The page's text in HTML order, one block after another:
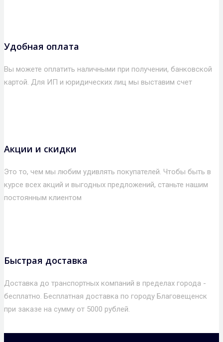
Удобная оплата
Вы можете оплатить наличными при получении, банковской
картой. Для ИП и юридических лиц мы выставим счет
Акции и скидки
Это то, чем мы любим удивлять покупателей. Чтобы быть в
курсе всех акций и выгодных предложений, станьте нашим
постоянным клиентом
Быстрая доставка
Доставка до транспортных компаний в пределах города -
бесплатно. Бесплатная доставка по городу Благовещенск
при заказе на сумму от 5000 рублей.